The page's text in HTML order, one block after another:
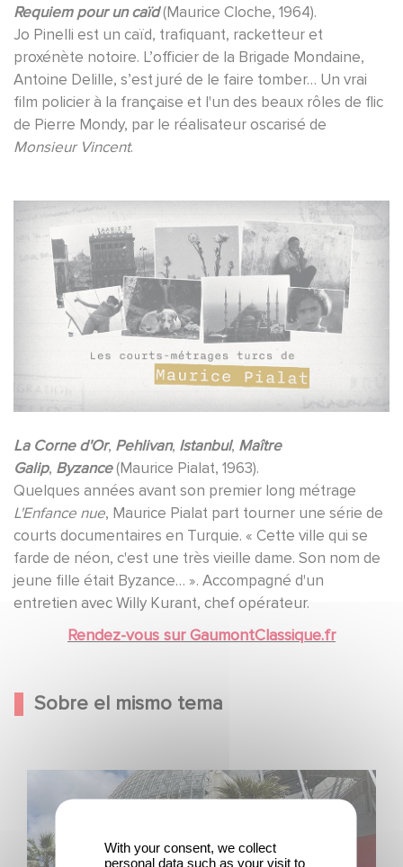
Requiem pour un caïd(Maurice Cloche, 1964).
Jo Pinelli est un caïd, trafiquant, racketteur et
proxénète notoire. L’officier de la Brigade Mondaine,
Antoine Delille, s’est juré de le faire tomber… Un vrai
film policier à la française et l'un des beaux rôles de flic
de Pierre Mondy, par le réalisateur oscarisé de
Monsieur Vincent.
La Corne d'Or, Pehlivan, Istanbul, Maître
Galip, Byzance(Maurice Pialat, 1963).
Quelques années avant son premier long métrage
L'Enfance nue, Maurice Pialat part tourner une série de
courts documentaires en Turquie. « Cette ville qui se
farde de néon, c'est une très vieille dame. Son nom de
jeune fille était Byzance… ». Accompagné d'un
entretien avec Willy Kurant, chef opérateur.
Rendez-vous sur GaumontClassique.fr
Sobre el mismo tema
¡Gaumont celebra su 130.º aniversario en el Academy
Museum de Los Ángeles!
With your consent, we collect
personal data such as your visit to